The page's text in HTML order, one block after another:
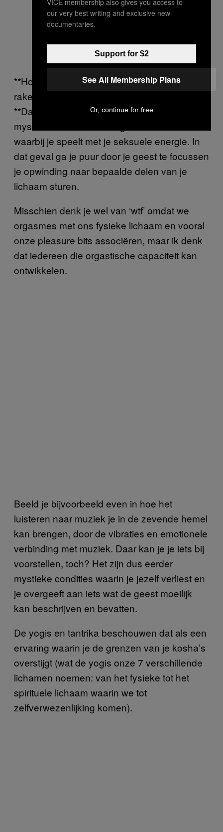
**Hoe kan je klaarkomen zonder jezelf aan te
raken?
**Dat gaat over energetische orgasmes. Heel
mysterieus. Dat is een orgastische staat
waarbij je speelt met je seksuele energie. In
dat geval ga je puur door je geest te focussen
je opwinding naar bepaalde delen van je
lichaam sturen.
Misschien denk je wel van ‘wtf’ omdat we
orgasmes met ons fysieke lichaam en vooral
onze pleasure bits associëren, maar ik denk
dat iedereen die orgastische capaciteit kan
ontwikkelen.
Beeld je bijvoorbeeld even in hoe het
luisteren naar muziek je in de zevende hemel
kan brengen, door de vibraties en emotionele
verbinding met muziek. Daar kan je je iets bij
voorstellen, toch? Het zijn dus eerder
mystieke condities waarin je jezelf verliest en
je overgeeft aan iets wat de geest moeilijk
kan beschrijven en bevatten.
De yogis en tantrika beschouwen dat als een
ervaring waarin je de grenzen van je kosha’s
overstijgt (wat de yogis onze 7 verschillende
lichamen noemen: van het fysieke tot het
spirituele lichaam waarin we tot
zelfverwezenlijking komen).
our very best writing and exclusive new
documentaries.
Support for $2
See All Membership Plans
Or, continue for free